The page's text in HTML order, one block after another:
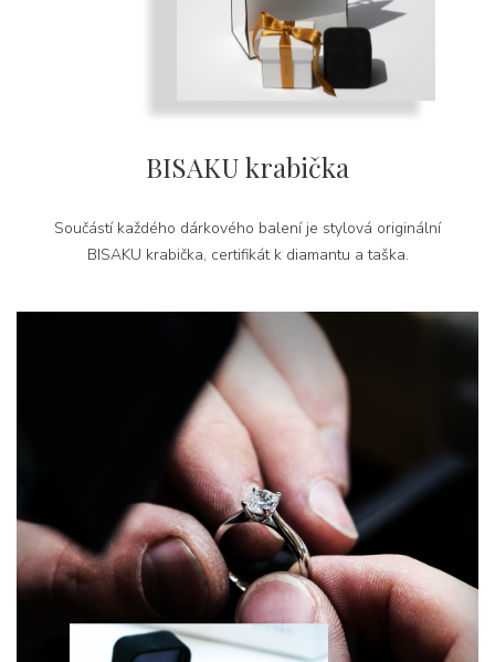
BISAKU krabička
Součástí každého dárkového balení je stylová originální
BISAKU krabička, certifikát k diamantu a taška.